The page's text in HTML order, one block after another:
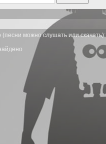
(песни можно слушать или скачать):